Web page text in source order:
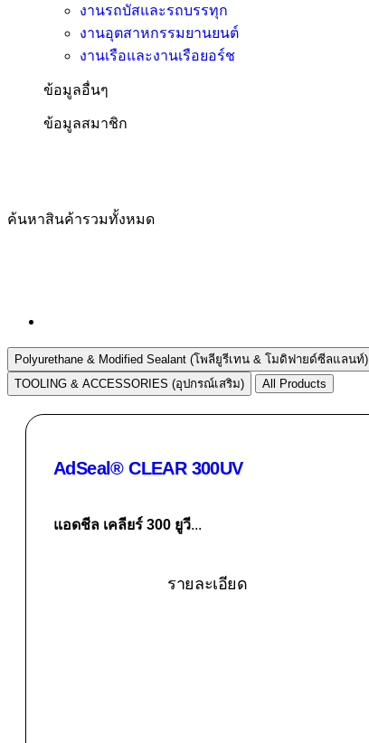
งานรถบัสและรถบรรทุก
งานอุตสาหกรรมยานยนต์
งานเรือและงานเรือยอร์ช
ข้อมูลอื่นๆ
ข้อมูลสมาชิก
ค้นหาสินค้ารวมทั้งหมด
Polyurethane & Modified Sealant (โพลียูรีเทน & โมดิฟายด์ซีลแลนท์)
TOOLING & ACCESSORIES (อุปกรณ์เสริม)
All Products
AdSeal® CLEAR 300UV
แอดชีล เคลียร์ 300 ยูวี...
รายละเอียด